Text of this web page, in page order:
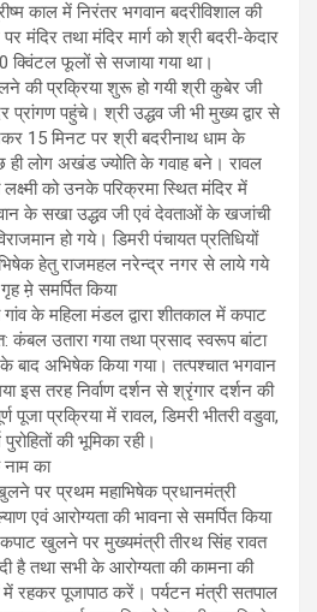
काल में निरंतर भगवान बदरीविशाल की
मंदिर तथा मंदिर मार्ग को श्री बदरी-केदार
क्विंटल फूलों से सजाया गया था‌।
की प्रक्रिया शुरू हो गयी श्री कुबेर जी
प्रांगण पहुंचे। श्री उद्धव जी भी मुख्य द्वार से
15 मिनट पर श्री बदरीनाथ धाम के
लोग अखंड ज्योति के गवाह बने। रावल
लक्ष्मी को उनके परिक्रमा स्थित मंदिर में
के सखा उद्धव जी एवं देवताओं के खजांची
हो गये। डिमरी पंचायत प्रतिधियों
हेतु राजमहल नरेन्द्र नगर से लाये गये
मे़ समर्पित किया
के महिला मंडल द्वारा शीतकाल में कपाट
उतारा गया तथा प्रसाद स्वरूप बांटा
बाद अभिषेक किया गया। तत्पश्चात भगवान
इस तरह निर्वाण दर्शन से श्रृंगार दर्शन की
पूजा प्रक्रिया में रावल, डिमरी भीतरी वडुवा,
की भूमिका रही।
का
पर प्रथम महाभिषेक प्रधानमंत्री
एवं आरोग्यता की भावना से समर्पित किया
खुलने पर मुख्यमंत्री तीरथ सिंह रावत
है तथा सभी के आरोग्यता की कामना की
रहकर पूजापाठ करें। पर्यटन मंत्री सतपाल